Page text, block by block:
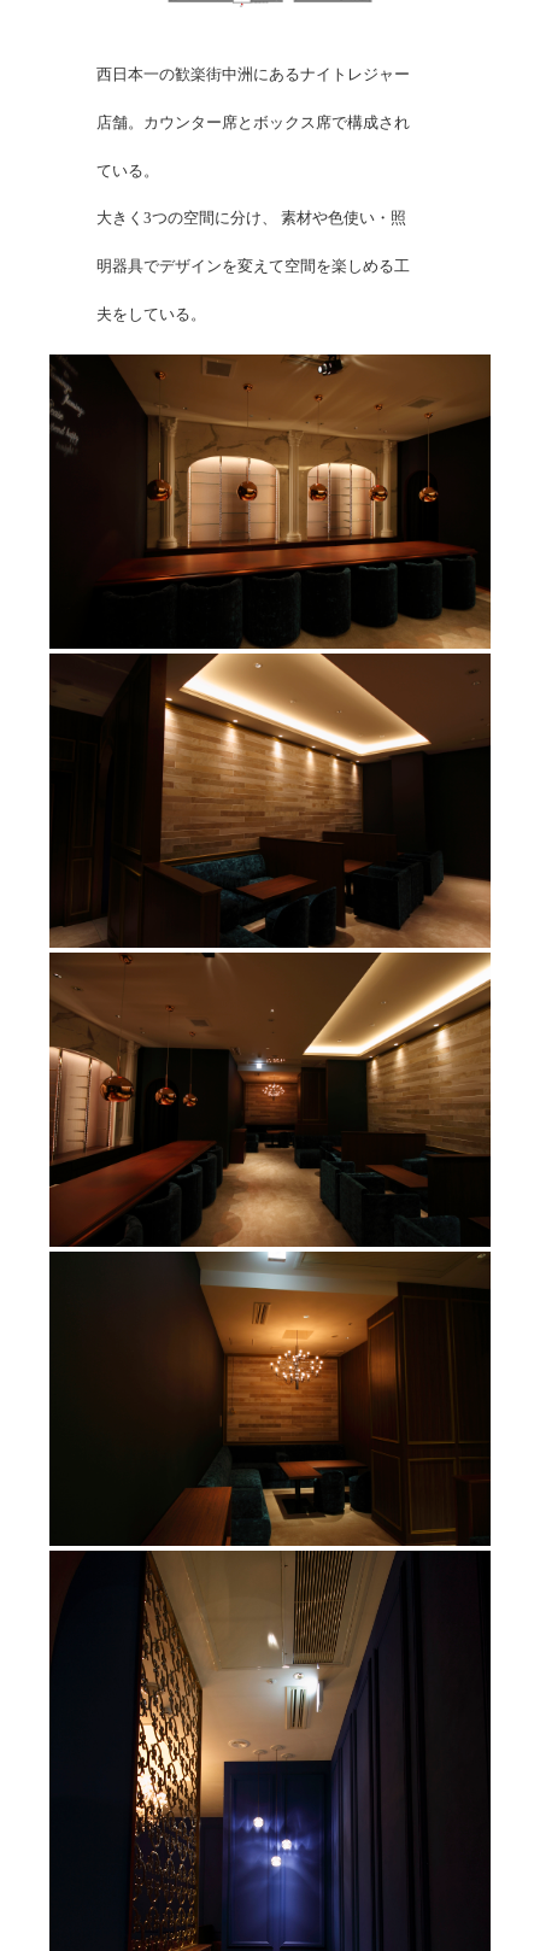
西日本一の歓楽街中洲にあるナイト レジャー
店舗。カウンター席とボッ クス席で構成され
ている。
大きく3つの空間に分け、 素材や色使い・照
明器具でデザインを変えて空間を楽しめる工
夫を している。